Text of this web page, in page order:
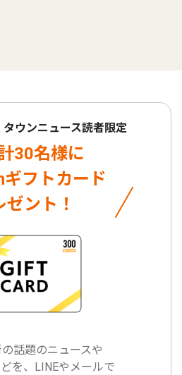
タウンニュース読者限定
30名様に
フトカード
ゼント！
話題のニュースや
を、LINEやメールで